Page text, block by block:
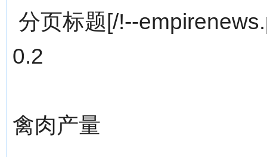
分页标题[/!--
0.2
禽肉产量